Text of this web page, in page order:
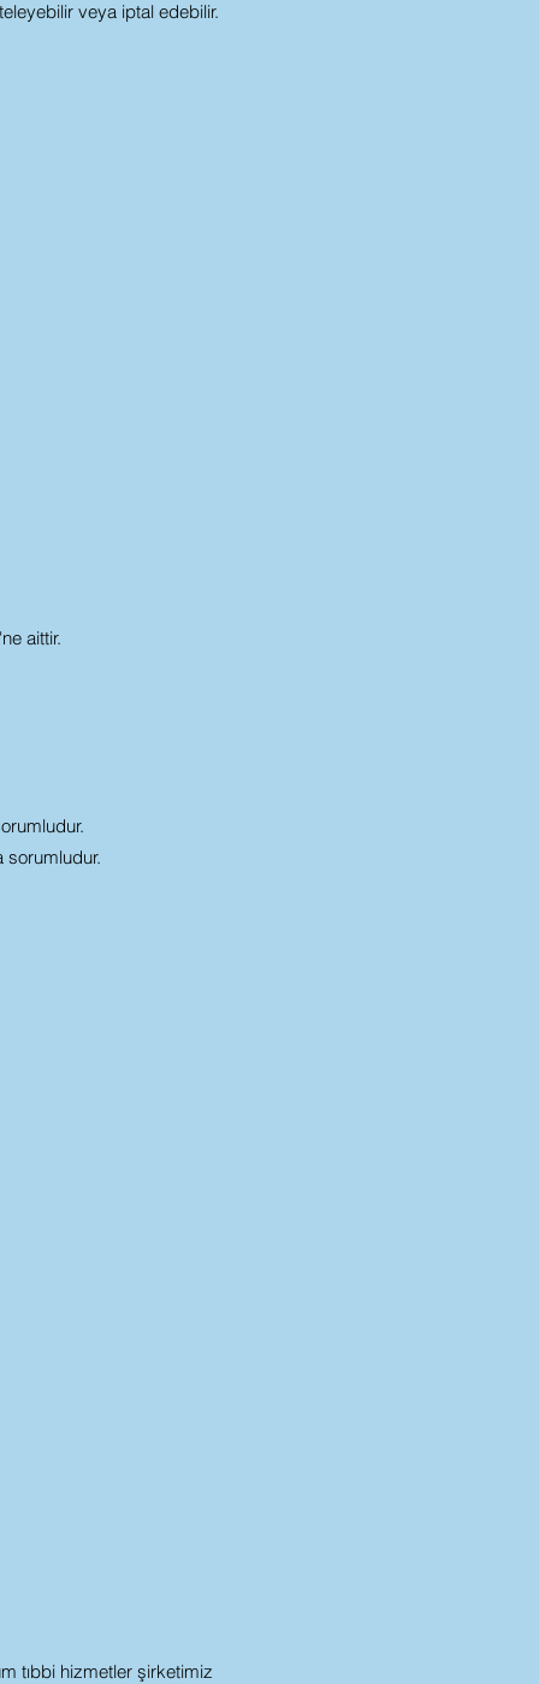
veya iptal edebilir.
aittir.
sorumludur.
tıbbi hizmetler şirketimiz